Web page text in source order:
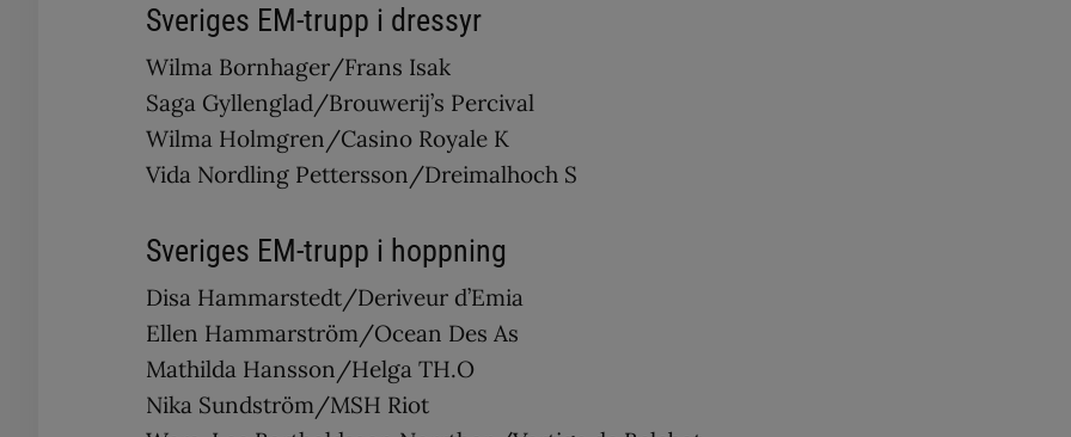
Sveriges EM-trupp i dressyr
Wilma Bornhager/Frans Isak
Saga Gyllenglad/Brouwerij’s Percival
Wilma Holmgren/Casino Royale K
Vida Nordling Pettersson/Dreimalhoch S
Sveriges EM-trupp i hoppning
Disa Hammarstedt/Deriveur d’Emia
Ellen Hammarström/Ocean Des As
Mathilda Hansson/Helga TH.O
Nika Sundström/MSH Riot